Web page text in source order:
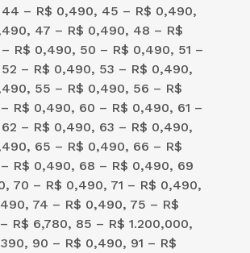
– R$ 0,490, 45 – R$ 0,490,
47 – R$ 0,490, 48 – R$
R$ 0,490, 50 – R$ 0,490, 51 –
– R$ 0,490, 53 – R$ 0,490,
55 – R$ 0,490, 56 – R$
R$ 0,490, 60 – R$ 0,490, 61 –
– R$ 0,490, 63 – R$ 0,490,
65 – R$ 0,490, 66 – R$
R$ 0,490, 68 – R$ 0,490, 69
70 – R$ 0,490, 71 – R$ 0,490,
74 – R$ 0,490, 75 – R$
R$ 6,780, 85 – R$ 1.200,000,
90 – R$ 0,490, 91 – R$